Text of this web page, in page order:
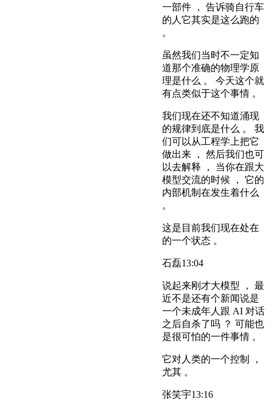
一部件 ， 告诉骑自行车
的人它其实是这么跑的
。
虽然我们当时不一定知
道那个准确的物理学原
理是什么 。 今天这个就
有点类似于这个事情 。
我们现在还不知道涌现
的规律到底是什么 。 我
们可以从工程学上把它
做出来 ， 然后我们也可
以去解释 ， 当你在跟大
模型交流的时候 ， 它的
内部机制在发生着什么
。
这是目前我们现在处在
的一个状态 。
石磊13:04
说起来刚才大模型 ， 最
近不是还有个新闻说是
一个未成年人跟 AI 对话
之后自杀了吗 ？ 可能也
是很可怕的一件事情 。
它对人类的一个控制 ，
尤其 。
张笑宇13:16